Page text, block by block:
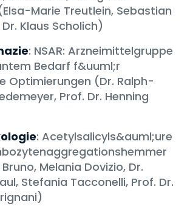
Marie Treutlein, Sebastian
Dr. Klaus Scholich)
: NSAR: Arzneimittelgruppe
Bedarf f&uuml;r
Optimierungen (Dr. Ralph-
Prof. Dr. Henning
: Acetylsalicyls&auml;ure
Melania Dovizio, Dr.
Stefania Tacconelli, Prof. Dr.